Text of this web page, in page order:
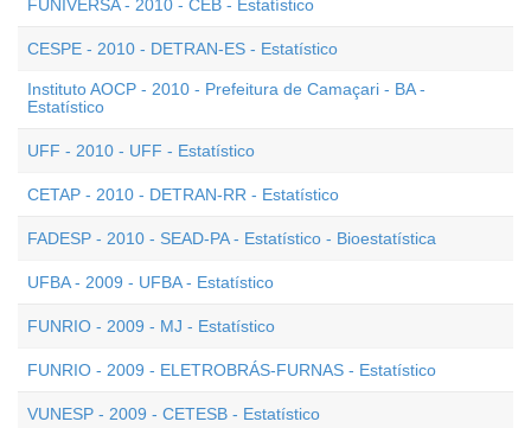
FUNIVERSA - 2010 - CEB - Estatístico
CESPE - 2010 - DETRAN-ES - Estatístico
Instituto AOCP - 2010 - Prefeitura de Camaçari - BA -
Estatístico
UFF - 2010 - UFF - Estatístico
CETAP - 2010 - DETRAN-RR - Estatístico
FADESP - 2010 - SEAD-PA - Estatístico - Bioestatística
UFBA - 2009 - UFBA - Estatístico
FUNRIO - 2009 - MJ - Estatístico
FUNRIO - 2009 - ELETROBRÁS-FURNAS - Estatístico
VUNESP - 2009 - CETESB - Estatístico